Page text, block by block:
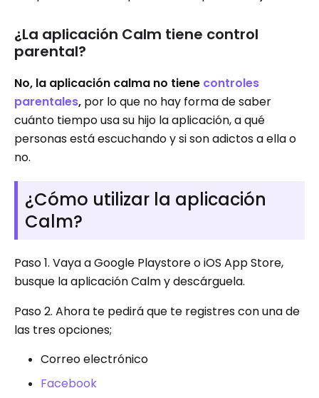
¿La aplicación Calm tiene control
parental?
No, la aplicación calma no tiene controles
parentales, por lo que no hay forma de saber
cuánto tiempo usa su hijo la aplicación, a qué
personas está escuchando y si son adictos a ella o
no.
¿Cómo utilizar la aplicación
Calm?
Paso 1. Vaya a Google Playstore o iOS App Store,
busque la aplicación Calm y descárguela.
Paso 2. Ahora te pedirá que te registres con una de
las tres opciones;
Correo electrónico
Facebook